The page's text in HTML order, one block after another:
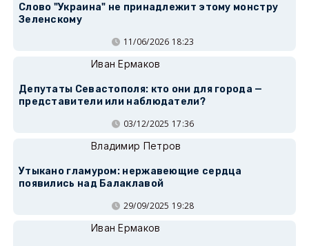
Слово "Украина" не принадлежит этому монстру
Зеленскому
11/06/2026 18:23
Иван Ермаков
Депутаты Севастополя: кто они для города —
представители или наблюдатели?
03/12/2025 17:36
Владимир Петров
Утыкано гламуром: нержавеющие сердца
появились над Балаклавой
29/09/2025 19:28
Иван Ермаков